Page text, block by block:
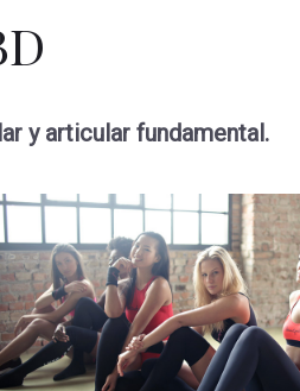
y articular fundamental.